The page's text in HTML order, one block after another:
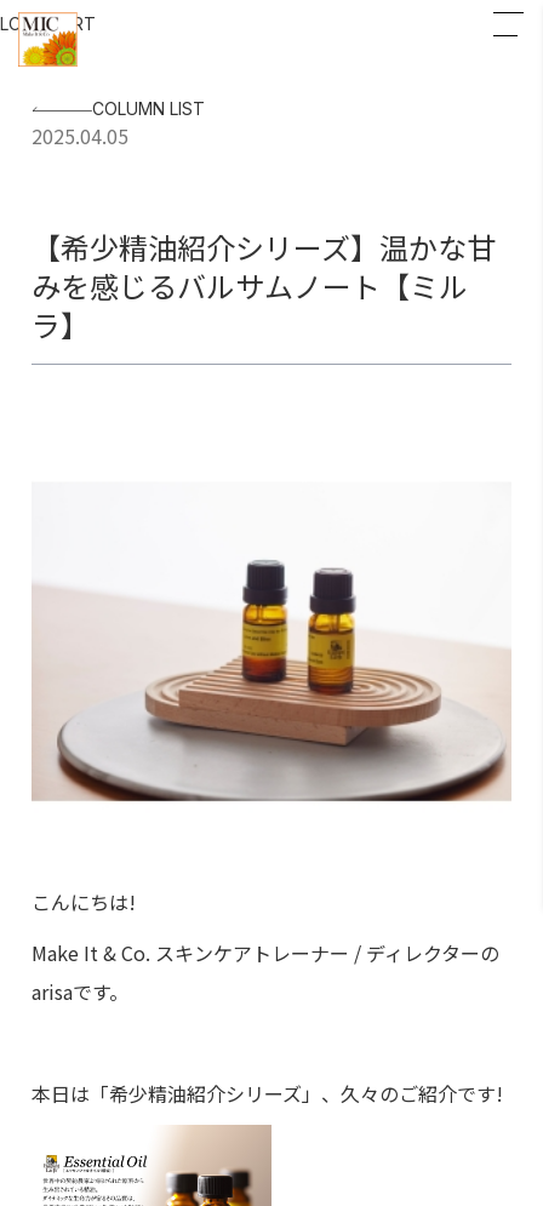
LOGINCART
COLUMN LIST
2025.04.05
【希少精油紹介シリーズ】温かな甘
みを感じるバルサムノート【ミル
ラ】
こんにちは!
Make It & Co. スキンケアトレーナー / ディレクターの
arisaです。
本日は「希少精油紹介シリーズ」、久々のご紹介です!